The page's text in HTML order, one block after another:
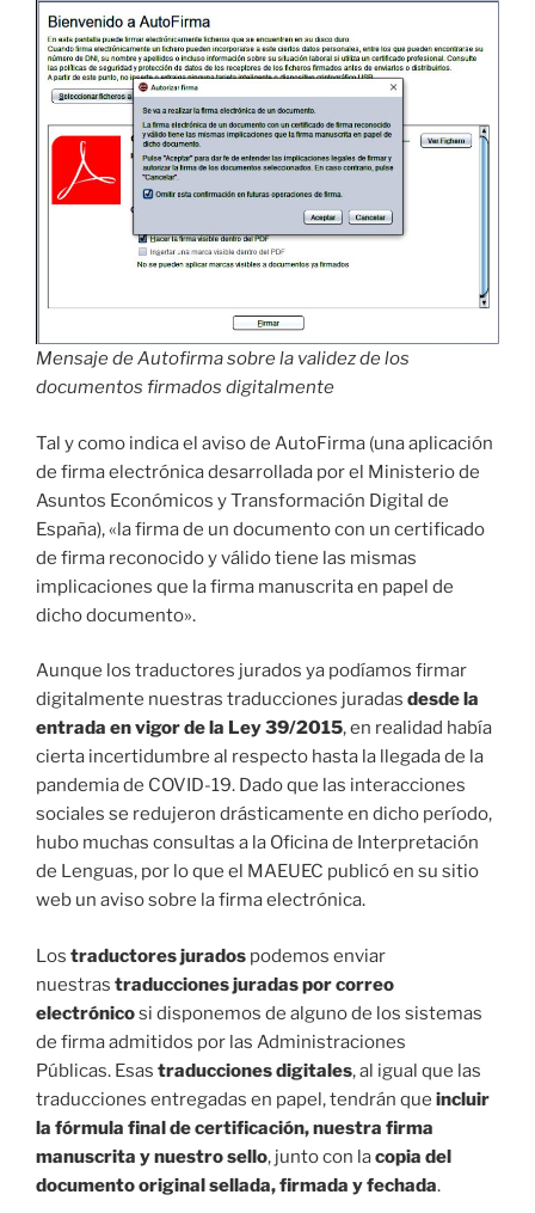
Mensaje de Autofirma sobre la validez de los
documentos firmados digitalmente
Tal y como indica el aviso de AutoFirma (una aplicación
de firma electrónica desarrollada por el Ministerio de
Asuntos Económicos y Transformación Digital de
España), «la firma de un documento con un certificado
de firma reconocido y válido tiene las mismas
implicaciones que la firma manuscrita en papel de
dicho documento».
Aunque los traductores jurados ya podíamos firmar
digitalmente nuestras traducciones juradas desde la
entrada en vigor de la Ley 39/2015, en realidad había
cierta incertidumbre al respecto hasta la llegada de la
pandemia de COVID-19. Dado que las interacciones
sociales se redujeron drásticamente en dicho período,
hubo muchas consultas a la Oficina de Interpretación
de Lenguas, por lo que el MAEUEC publicó en su sitio
web un aviso sobre la firma electrónica.
Los traductores jurados podemos enviar
nuestras traducciones juradas por correo
electrónicosi disponemos de alguno de los sistemas
de firma admitidos por las Administraciones
Públicas. Esas traducciones digitales, al igual que las
traducciones entregadas en papel, tendrán que incluir
la fórmula final de certificación, nuestra firma
manuscrita y nuestro sello, junto con lacopia del
documento original sellada, firmada y fechada.